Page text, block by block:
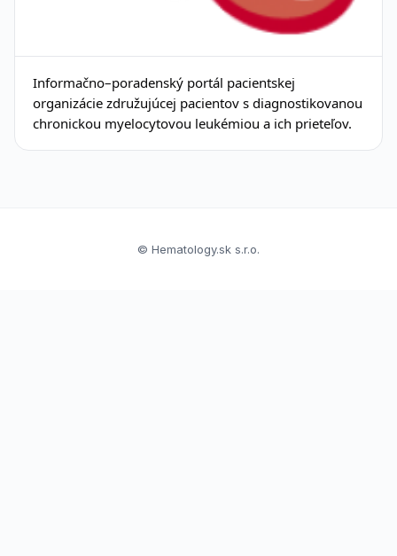
Informačno–poradenský portál pacientskej
organizácie združujúcej pacientov s diagnostikovanou
chronickou myelocytovou leukémiou a ich prieteľov.
© Hematology.sk s.r.o.